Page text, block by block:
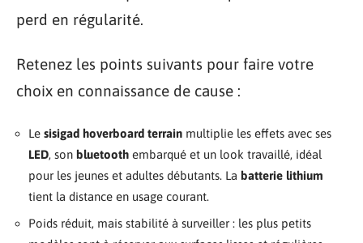
perd en régularité.
Retenez les points suivants pour faire votre
choix en connaissance de cause :
Le sisigad hoverboard terrain multiplie les effets avec ses
LED, son bluetooth embarqué et un look travaillé, idéal
pour les jeunes et adultes débutants. La batterie lithium
tient la distance en usage courant.
Poids réduit, mais stabilité à surveiller : les plus petits